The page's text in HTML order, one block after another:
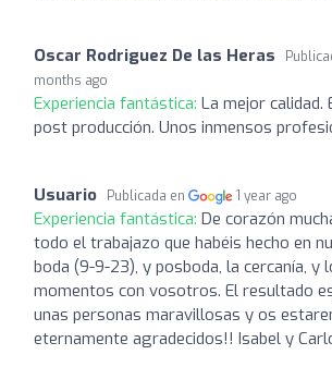
Oscar Rodriguez De las Heras
months ago
Experiencia fantástica: La mejor calidad.
post producción. Unos inmensos
Usuario Publicada en 1 year ago
Experiencia fantástica: De corazón
todo el trabajazo que habéis hecho en
boda (9-9-23), y posboda, la cercanía, y
momentos con vosotros. El resultado
unas personas maravillosas y os
eternamente agradecidos!! Isabel y